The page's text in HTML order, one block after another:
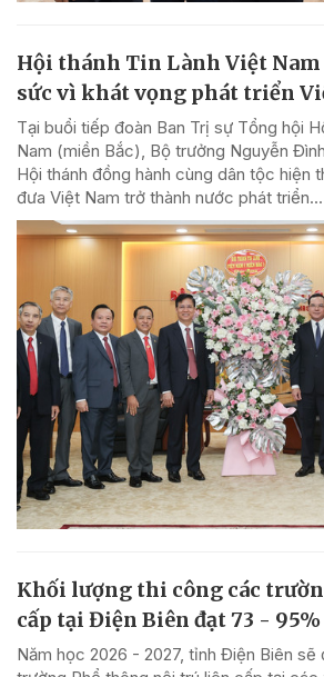
Hội thánh Tin Lành Việt Nam
sức vì khát vọng phát triển
Tại buổi tiếp đoàn Ban Trị sự Tổng hội
Nam (miền Bắc), Bộ trưởng Nguyễn
Hội thánh đồng hành cùng dân tộc hiện
đưa Việt Nam trở thành nước phát triển...
Khối lượng thi công các
cấp tại Điện Biên đạt 73 - 95%
Năm học 2026 - 2027, tỉnh Điện Biên sẽ